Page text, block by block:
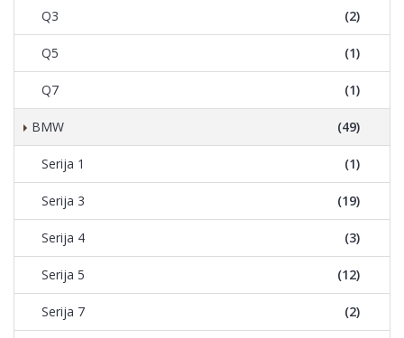
Q3 (2)
Q5 (1)
Q7 (1)
BMW (49)
Serija 1 (1)
Serija 3 (19)
Serija 4 (3)
Serija 5 (12)
Serija 7 (2)